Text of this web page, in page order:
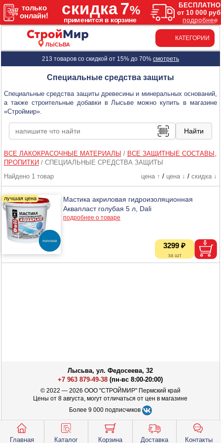
ЛЫСЬВА
КАТЕГОРИИ
Главная Каталог Корзина Доставка Контакты
213 товаров со скидкой от 15% до 70% смотреть
Специальные средства защиты
Специальные средства защиты древесины и минеральных оснований,
а также строительные добавки в Лысьве можно купить в магазине
«Строймир».
ВСЕ ЛАКОКРАСОЧНЫЕ МАТЕРИАЛЫ / ВСЕ ЗАЩИТНЫЕ СОСТАВЫ,
ПРОПИТКИ / СПЕЦИАЛЬНЫЕ СРЕДСТВА ЗАЩИТЫ
Найдено 1 товар
цена ↑ / цена ↓ / скидка ↓
Мастика акриловая гидроизоляционная
Аквапласт голубая 5 л, Dali
подробнее о товаре
3299 ₽
Лысьва, ул. Федосеева, 32
+7 963 879-49-38 (пн-вс 8:00-20:00)
© 2022 — 2026 ООО "СТРОЙМИР" Пермский край
Цены от 8 августа, могут отличаться от цен в магазине
Более 9 000 подписчиков